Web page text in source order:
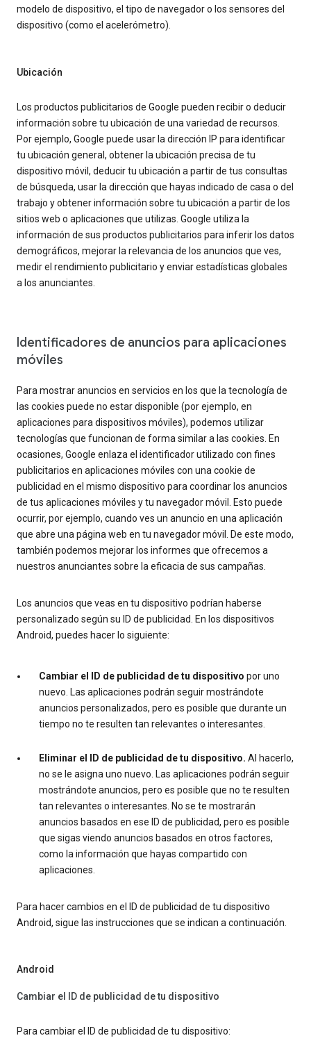
modelo de dispositivo, el tipo de navegador o los sensores del
dispositivo (como el acelerómetro).
Ubicación
Los productos publicitarios de Google pueden recibir o deducir
información sobre tu ubicación de una variedad de recursos.
Por ejemplo, Google puede usar la dirección IP para identificar
tu ubicación general, obtener la ubicación precisa de tu
dispositivo móvil, deducir tu ubicación a partir de tus consultas
de búsqueda, usar la dirección que hayas indicado de casa o del
trabajo y obtener información sobre tu ubicación a partir de los
sitios web o aplicaciones que utilizas. Google utiliza la
información de sus productos publicitarios para inferir los datos
demográficos, mejorar la relevancia de los anuncios que ves,
medir el rendimiento publicitario y enviar estadísticas globales
a los anunciantes.
Identificadores de anuncios para aplicaciones
móviles
Para mostrar anuncios en servicios en los que la tecnología de
las cookies puede no estar disponible (por ejemplo, en
aplicaciones para dispositivos móviles), podemos utilizar
tecnologías que funcionan de forma similar a las cookies. En
ocasiones, Google enlaza el identificador utilizado con fines
publicitarios en aplicaciones móviles con una cookie de
publicidad en el mismo dispositivo para coordinar los anuncios
de tus aplicaciones móviles y tu navegador móvil. Esto puede
ocurrir, por ejemplo, cuando ves un anuncio en una aplicación
que abre una página web en tu navegador móvil. De este modo,
también podemos mejorar los informes que ofrecemos a
nuestros anunciantes sobre la eficacia de sus campañas.
Los anuncios que veas en tu dispositivo podrían haberse
personalizado según su ID de publicidad. En los dispositivos
Android, puedes hacer lo siguiente:
Cambiar el ID de publicidad de tu dispositivo por uno
nuevo. Las aplicaciones podrán seguir mostrándote
anuncios personalizados, pero es posible que durante un
tiempo no te resulten tan relevantes o interesantes.
Eliminar el ID de publicidad de tu dispositivo. Al hacerlo,
no se le asigna uno nuevo. Las aplicaciones podrán seguir
mostrándote anuncios, pero es posible que no te resulten
tan relevantes o interesantes. No se te mostrarán
anuncios basados en ese ID de publicidad, pero es posible
que sigas viendo anuncios basados en otros factores,
como la información que hayas compartido con
aplicaciones.
Para hacer cambios en el ID de publicidad de tu dispositivo
Android, sigue las instrucciones que se indican a continuación.
Android
Cambiar el ID de publicidad de tu dispositivo
Para cambiar el ID de publicidad de tu dispositivo: